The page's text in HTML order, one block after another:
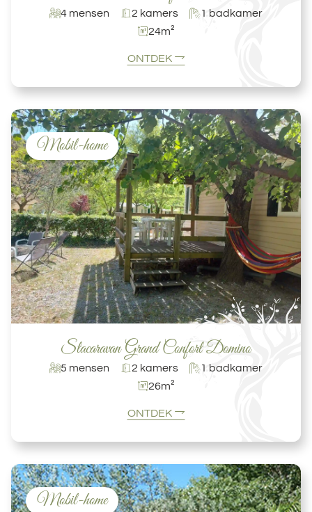
4 mensen 2 kamers
1 badkamer
24m²
ONTDEK
Mobil-home
Stacaravan Grand Confort Domino
5 mensen 2 kamers
1 badkamer
26m²
ONTDEK
Mobil-home